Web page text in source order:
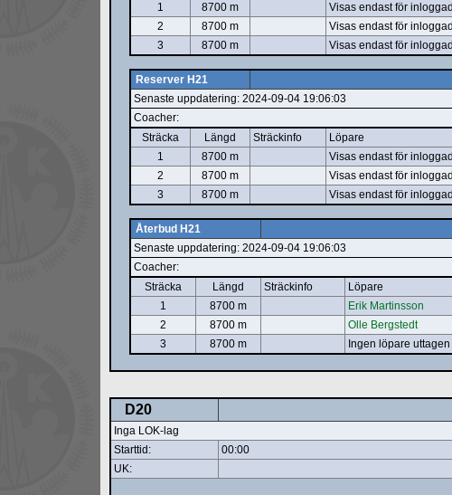
1
8700 m
Visas endast för
2
8700 m
Visas endast för
3
8700 m Visas endast för
Reserver H21
Senaste uppdatering: 2024-09-04 19:06:03
Coacher:
Sträcka
Längd Sträckinfo Löpare
1
8700 m
Visas endast för
2
8700 m
Visas endast för
3
8700 m Visas endast för
Återbud H21
Senaste uppdatering: 2024-09-04 19:06:03
Coacher:
Sträcka
Längd Sträckinfo Löpare
1
8700 m Erik Martinsson
2
8700 m Olle Bergstedt
3
8700 m Ingen löpare uttagen
D20
Inga LOK-lag
Starttid:
00:00
UK: